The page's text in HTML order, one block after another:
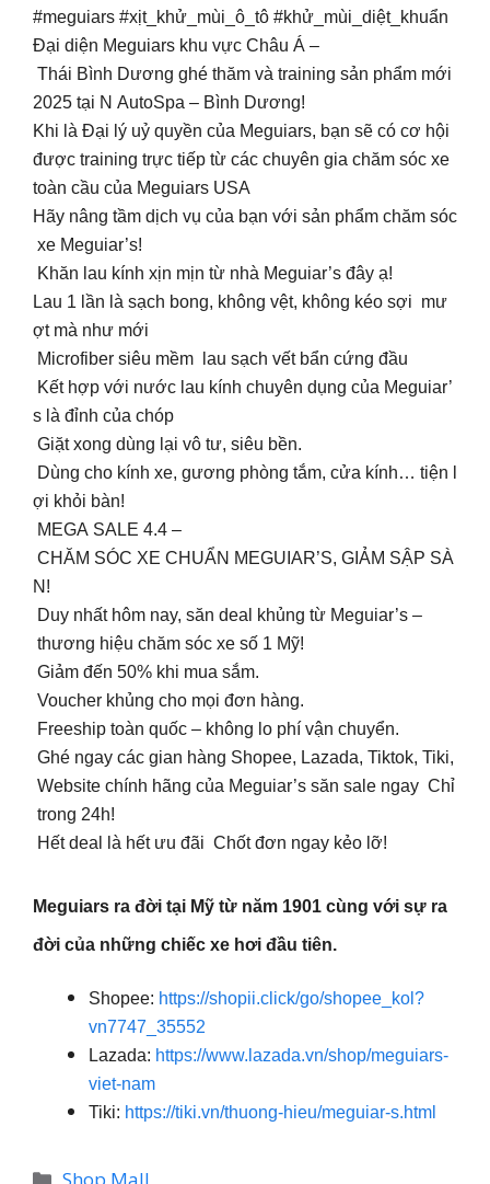
#meguiars #xịt_khử_mùi_ô_tô #khử_mùi_diệt_khuẩn
Đại diện Meguiars khu vực Châu Á –
Thái Bình Dương ghé thăm và training sản phẩm mới
2025 tại N AutoSpa – Bình Dương!
Khi là Đại lý uỷ quyền của Meguiars, bạn sẽ có cơ hội
được training trực tiếp từ các chuyên gia chăm sóc xe
toàn cầu của Meguiars USA
Hãy nâng tầm dịch vụ của bạn với sản phẩm chăm sóc
xe Meguiar’s!
Khăn lau kính xịn mịn từ nhà Meguiar’s đây ạ!
Lau 1 lần là sạch bong, không vệt, không kéo sợi mư
ợt mà như mới
Microfiber siêu mềm lau sạch vết bẩn cứng đầu
Kết hợp với nước lau kính chuyên dụng của Meguiar’
s là đỉnh của chóp
Giặt xong dùng lại vô tư, siêu bền.
Dùng cho kính xe, gương phòng tắm, cửa kính… tiện l
ợi khỏi bàn!
MEGA SALE 4.4 –
CHĂM SÓC XE CHUẨN MEGUIAR’S, GIẢM SẬP SÀ
N!
Duy nhất hôm nay, săn deal khủng từ Meguiar’s –
thương hiệu chăm sóc xe số 1 Mỹ!
Giảm đến 50% khi mua sắm.
Voucher khủng cho mọi đơn hàng.
Freeship toàn quốc – không lo phí vận chuyển.
Ghé ngay các gian hàng Shopee, Lazada, Tiktok, Tiki,
Website chính hãng của Meguiar’s săn sale ngay Chỉ
trong 24h!
Hết deal là hết ưu đãi Chốt đơn ngay kẻo lỡ!
Meguiars ra đời tại Mỹ từ năm 1901 cùng với sự ra
đời của những chiếc xe hơi đầu tiên.
Shopee: https://shopii.click/go/shopee_kol?
vn7747_35552
Lazada: https://www.lazada.vn/shop/meguiars-
viet-nam
Tiki: https://tiki.vn/thuong-hieu/meguiar-s.html
Danh
Shop Mall